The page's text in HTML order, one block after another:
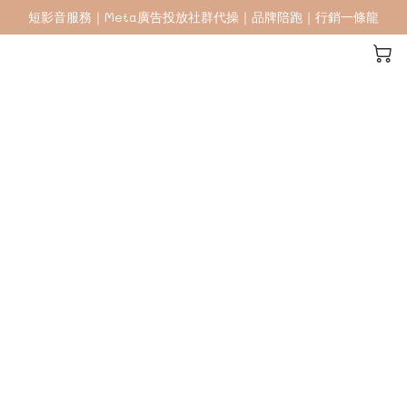
短影音服務｜Meta廣告投放社群代操｜品牌陪跑｜行銷一條龍